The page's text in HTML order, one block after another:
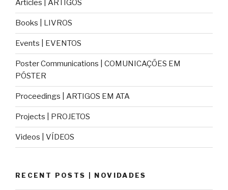
Articles | ARTIGOS
Books | LIVROS
Events | EVENTOS
Poster Communications | COMUNICAÇÕES EM
PÓSTER
Proceedings | ARTIGOS EM ATA
Projects | PROJETOS
Videos | VÍDEOS
RECENT POSTS | NOVIDADES